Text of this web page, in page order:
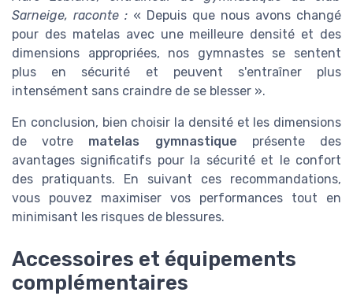
Sarneige, raconte : « Depuis que nous avons changé
pour des matelas avec une meilleure densité et des
dimensions appropriées, nos gymnastes se sentent
plus en sécurité et peuvent s'entraîner plus
intensément sans craindre de se blesser ».
En conclusion, bien choisir la densité et les dimensions
de votre matelas gymnastique présente des
avantages significatifs pour la sécurité et le confort
des pratiquants. En suivant ces recommandations,
vous pouvez maximiser vos performances tout en
minimisant les risques de blessures.
Accessoires et équipements
complémentaires